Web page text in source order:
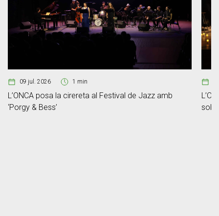
09 jul. 2026 1 min
L’ONCA posa la cirereta al Festival de Jazz amb
‘Porgy & Bess’